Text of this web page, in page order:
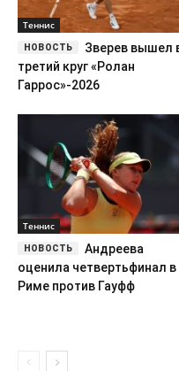
Теннис
Зверев вышел
третий круг «Ролан
Гаррос»-2026
Теннис
Андреева
оценила четвертьфинал в
Риме против Гауфф